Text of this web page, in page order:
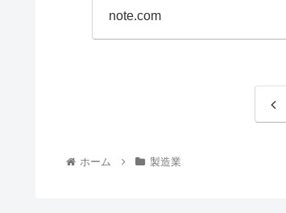
note.com
ホーム 製造業